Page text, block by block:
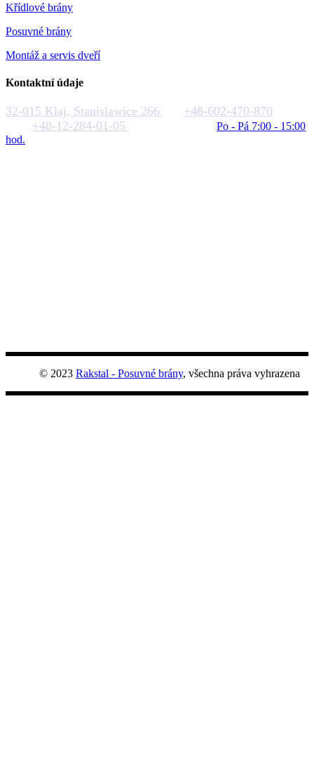
Křídlové brány
Posuvné brány
Montáž a servis dveří
Kontaktní údaje
32-015 Klaj, Stanislawice 266
+48-602-470-870
+48-12-284-01-05
Po - Pá 7:00 - 15:00
hod.
© 2023 Rakstal - Posuvné brány, všechna práva vyhrazena